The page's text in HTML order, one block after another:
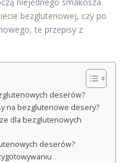
bezglutenowej, czy po
te przepisy z
deserów?
na bezglutenowe desery?
dla bezglutenowych
deserów?